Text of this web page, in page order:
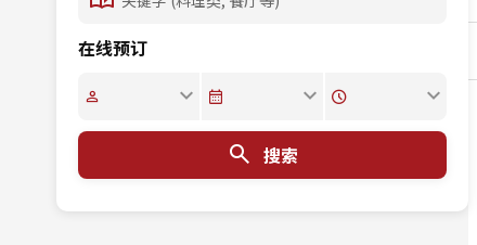
在线预订
搜索